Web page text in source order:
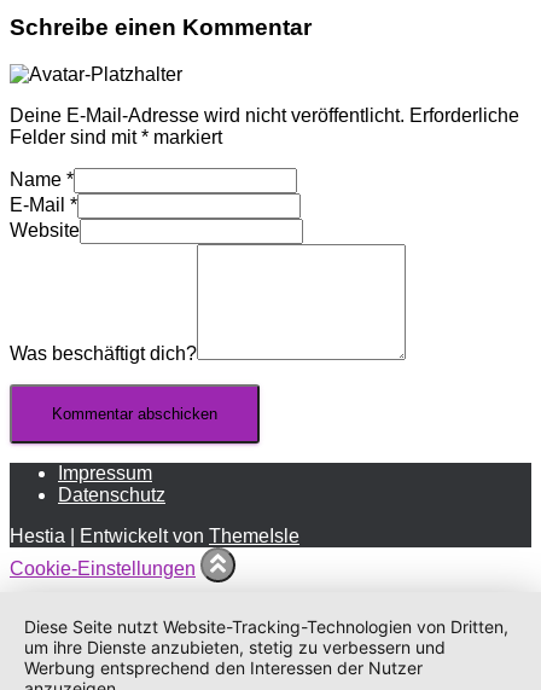
Schreibe einen Kommentar
Deine E-Mail-Adresse wird nicht veröffentlicht. Erforderliche
Felder sind mit* markiert
Name *
E-Mail *
Website
Was beschäftigt dich?
Impressum
Datenschutz
Hestia | Entwickelt von ThemeIsle
Cookie-Einstellungen
Diese Seite nutzt Website-Tracking-Technologien von Dritten,
um ihre Dienste anzubieten, stetig zu verbessern und
Werbung entsprechend den Interessen der Nutzer